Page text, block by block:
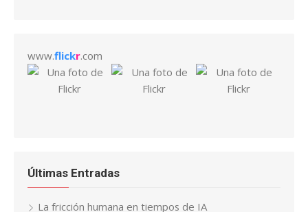
www.flickr.com
Últimas Entradas
La fricción humana en tiempos de IA